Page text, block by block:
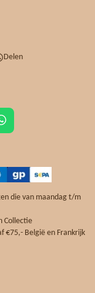
Delen
W
h
s
A
die van maandag t/m
Collectie
€75,- België en Frankrijk